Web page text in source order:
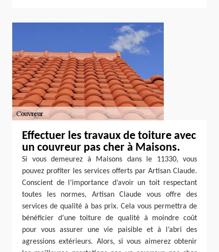
Effectuer les travaux de toiture avec
un couvreur pas cher à Maisons.
Si vous demeurez à Maisons dans le 11330, vous
pouvez profiter les services offerts par Artisan Claude.
Conscient de l’importance d’avoir un toit respectant
toutes les normes, Artisan Claude vous offre des
services de qualité à bas prix. Cela vous permettra de
bénéficier d’une toiture de qualité à moindre coût
pour vous assurer une vie paisible et à l’abri des
agressions extérieurs. Alors, si vous aimerez obtenir